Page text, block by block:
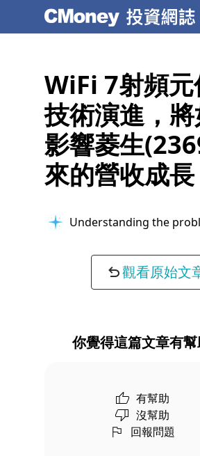
WiFi 7射頻元
技術演進，
影響菱生
來的營收成長
Understanding the
觀看原始文
你覺得這篇文章有幫
有幫助
沒幫助
回報問題